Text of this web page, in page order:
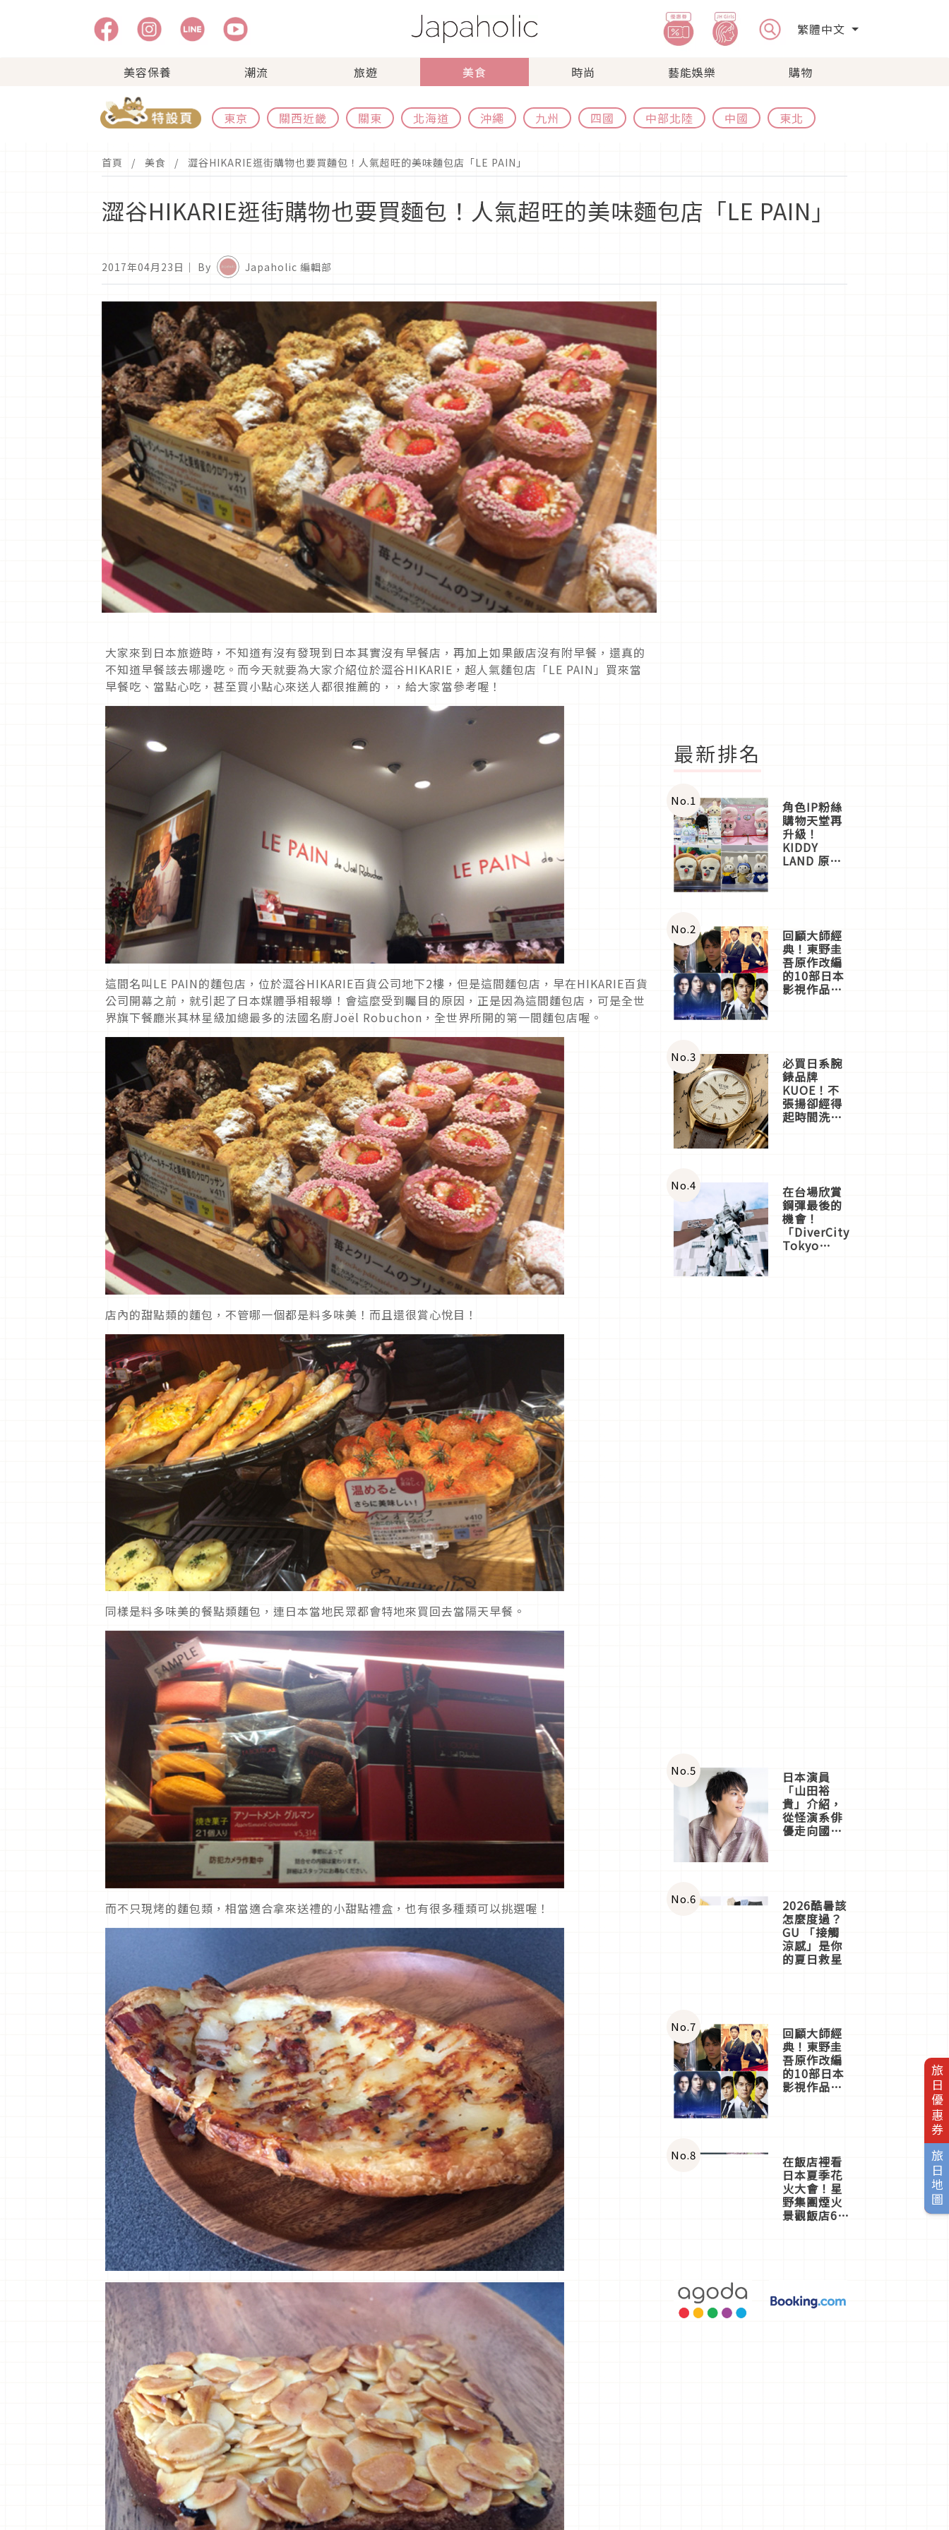
繁體中文
美容保養 潮流 旅遊 美食 時尚 藝能娛樂 購物
東京 關西近畿 關東 北海道 沖繩 九州 四國 中部北陸 中國 東北
旅日優惠券
旅日地圖
首頁 美食 澀谷HIKARIE逛街購物也要買麵包！人氣超旺的美味麵包店「LE PAIN」
澀谷HIKARIE逛街購物也要買麵包！人氣超旺的美味麵包店「LE PAIN」
2017年04月23日 ｜ By Japaholic 編輯部
大家來到日本旅遊時，不知道有沒有發現到日本其實沒有早餐店，再加上如果飯店沒有附早餐，還真的
不知道早餐該去哪邊吃。而今天就要為大家介紹位於澀谷HIKARIE，超人氣麵包店「LE PAIN」買來當
早餐吃、當點心吃，甚至買小點心來送人都很推薦的，，給大家當參考喔！
這間名叫LE PAIN的麵包店，位於澀谷HIKARIE百貨公司地下2樓，但是這間麵包店，早在HIKARIE百貨
公司開幕之前，就引起了日本媒體爭相報導！會這麼受到矚目的原因，正是因為這間麵包店，可是全世
界旗下餐廳米其林星級加總最多的法國名廚Joël Robuchon，全世界所開的第一間麵包店喔。
店內的甜點類的麵包，不管哪一個都是料多味美！而且還很賞心悅目！
同樣是料多味美的餐點類麵包，連日本當地民眾都會特地來買回去當隔天早餐。
而不只現烤的麵包類，相當適合拿來送禮的小甜點禮盒，也有很多種類可以挑選喔！
最新排名
No.1 角色IP粉絲
購物天堂再
升級！
KIDDY
LAND 原宿
店3分即達
No.2 回顧大師經
典！東野圭
吾原作改編
的10部日本
影視作品推
No.3 必買日系腕
錶品牌
KUOE！不
張揚卻經得
起時間洗鍊
No.4 在台場欣賞
鋼彈最後的
機會！
「DiverCity
Tokyo
No.5 日本演員
「山田裕
貴」介紹，
從怪演系俳
優走向國民
No.6 2026酷暑該
怎麼度過？
GU 「接觸
涼感」是你
的夏日救星
No.7 回顧大師經
典！東野圭
吾原作改編
的10部日本
影視作品推
No.8 在飯店裡看
日本夏季花
火大會！星
野集團煙火
景觀飯店6